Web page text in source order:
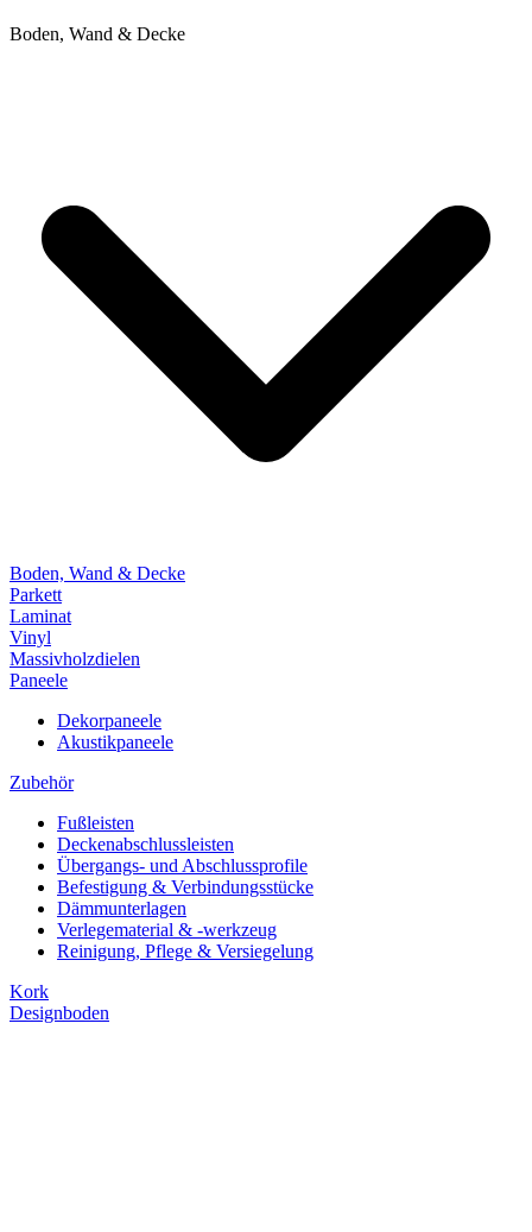
Boden, Wand & Decke
Boden, Wand & Decke
Parkett
Laminat
Vinyl
Massivholzdielen
Paneele
Dekorpaneele
Akustikpaneele
Zubehör
Fußleisten
Deckenabschlussleisten
Übergangs- und Abschlussprofile
Befestigung & Verbindungsstücke
Dämmunterlagen
Verlegematerial & -werkzeug
Reinigung, Pflege & Versiegelung
Kork
Designboden